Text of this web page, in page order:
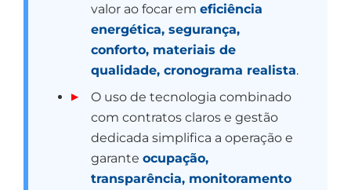
valor ao focar em eficiência
energética, segurança,
conforto, materiais de
qualidade, cronograma realista.
O uso de tecnologia combinado
com contratos claros e gestão
dedicada simplifica a operação e
garante ocupação,
transparência, monitoramento